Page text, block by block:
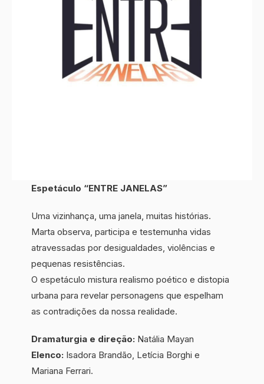
Espetáculo “ENTRE JANELAS”
Uma vizinhança, uma janela, muitas histórias.
Marta observa, participa e testemunha vidas
atravessadas por desigualdades, violências e
pequenas resistências.
O espetáculo mistura realismo poético e distopia
urbana para revelar personagens que espelham
as contradições da nossa realidade.
Dramaturgia e direção: Natália Mayan
Elenco: Isadora Brandão, Letícia Borghi e
Mariana Ferrari.